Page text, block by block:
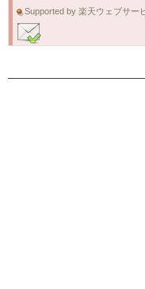
Supported by 楽天ウェブサー